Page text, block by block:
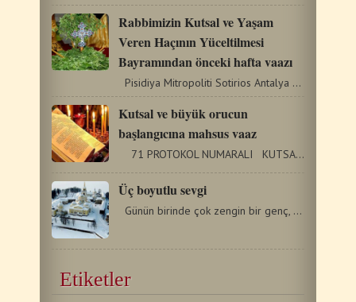
Rabbimizin Kutsal ve Yaşam
Veren Haçının Yüceltilmesi
Bayramından önceki hafta vaazı
Pisidiya Mitropoliti Sotirios Antalya 10/09/2017 Rabbimizin…
Kutsal ve büyük orucun
başlangıcına mahsus vaaz
71 PROTOKOL NUMARALI KUTSAL VE BÜYÜK…
Üç boyutlu sevgi
Günün birinde çok zengin bir genç, kilise pederine…
Etiketler